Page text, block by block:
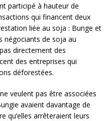
participé à hauteur de
qui financent deux
liée au soja : Bunge et
négociants de soja au
directement des
des entreprises qui
déforestées.
veulent pas être associées
avaient davantage de
qu’elles arrêteraient leurs